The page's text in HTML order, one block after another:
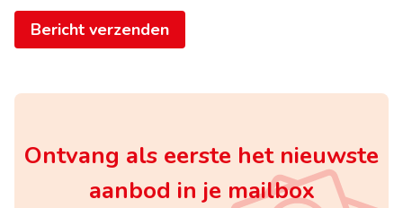
Bericht verzenden
Ontvang als eerste het nieuwste
aanbod in je mailbox